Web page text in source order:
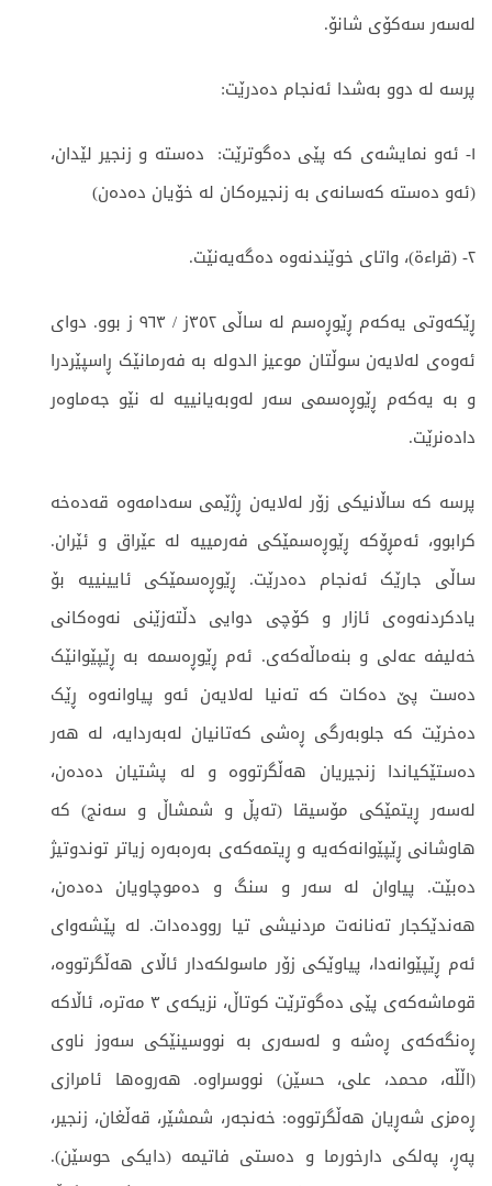
لەسەر سەکۆی شانۆ.
پرسە لە دوو بەشدا ئەنجام دەدرێت:
١- ئەو نمایشەی کە پێی دەگوترێت: دەستە و زنجیر لێدان،
(ئەو دەستە کەسانەی بە زنجیرەکان لە خۆیان دەدەن)
٢- (قراءة)، واتای خوێندنەوه دەگەیەنێت.
ڕێکەوتی یەکەم ڕێوڕەسم لە ساڵی ٣٥٢ز / ٩٦٣ ز بوو. دوای
ئەوەی لەلایەن سوڵتان موعیز الدولە بە فەرمانێک ڕاسپێردرا
و بە یەکەم ڕێوڕەسمی سەر لەوبەیانییە لە نێو جەماوەر
دادەنرێت.
پرسە کە ساڵانیکی زۆر لەلایەن ڕژێمی سەدامەوە قەدەخە
کرابوو، ئەمڕۆکە ڕێوڕەسمێکی فەرمییە لە عێراق و ئێران.
ساڵی جارێک ئەنجام دەدرێت. ڕێوڕەسمێکی ئایینییە بۆ
یادکردنەوەی ئازار و کۆچی دوایی دڵتەزێنی نەوەکانی
خەلیفە عەلی و بنەماڵەکەی. ئەم ڕێوڕەسمە بە ڕێپێوانێک
دەست پێ دەکات کە تەنیا لەلایەن ئەو پیاوانەوە ڕێک
دەخرێت کە جلوبەرگی ڕەشی کەتانیان لەبەردایە، لە هەر
دەستێکیاندا زنجیریان هەڵگرتووە و لە پشتیان دەدەن،
لەسەر ڕیتمێکی مۆسیقا (تەپڵ و شمشاڵ و سەنج) کە
هاوشانی ڕێپێوانەکەیە و ڕیتمەکەی بەرەبەرە زیاتر توندوتیژ
دەبێت. پیاوان لە سەر و سنگ و دەموچاویان دەدەن،
هەندێکجار تەنانەت مردنیشی تیا روودەدات. لە پێشەوای
ئەم ڕێپێوانەدا، پیاوێکی زۆر ماسولکەدار ئاڵای هەڵگرتووە،
قوماشەکەی پێی دەگوترێت کوتاڵ، نزیکەی ٣ مەترە، ئاڵاکە
ڕەنگەکەی ڕەشە و لەسەری بە نووسینێکی سەوز ناوی
(اڵڵە، محمد، علی، حسێن) نووسراوە. هەروەها ئامرازی
ڕەمزی شەڕیان هەڵگرتووە: خەنجەر، شمشێر، قەڵغان، زنجیر،
پەڕ، پەلکی دارخورما و دەستی فاتیمە (دایکی حوسێن).